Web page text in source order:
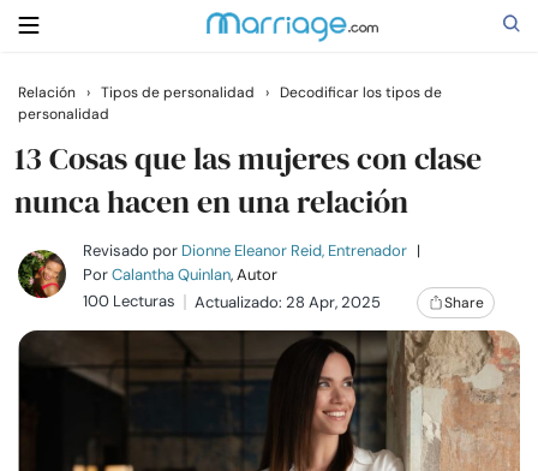
Buscar
Casarse
Relaciones
Familia
Relación › Tipos de personalidad ›
Decodificar los tipos de
personalidad
13 Cosas que las mujeres con clase
nunca hacen en una relación
Revisado por Dionne Eleanor Reid, Entrenador |
PorCalantha Quinlan, Autor
100 Lecturas
Actualizado: 28 Apr, 2025 Share